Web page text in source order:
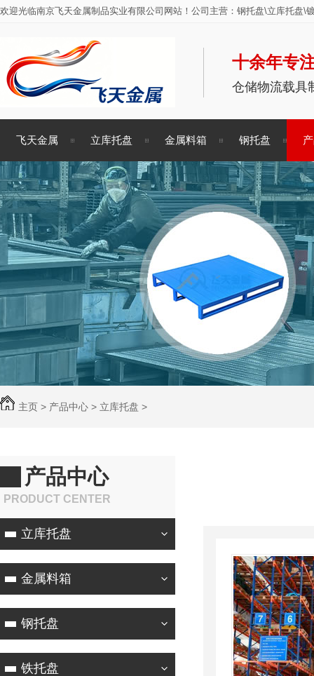
欢迎光临南京飞天金属制品实业有限公司网站！公司主营：钢托盘\立库托盘\
十余年专
仓储物流载具
飞天金属 立库托盘 金属料箱 钢托盘
主页 > 产品中心 > 立库托盘 >
产品中心
PRODUCT CENTER
立库托盘
金属料箱
钢托盘
铁托盘